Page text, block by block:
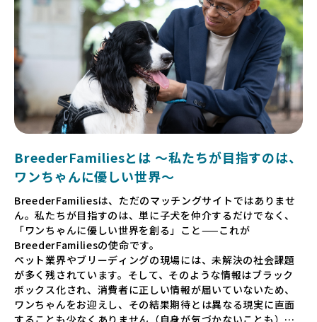
BreederFamiliesとは 〜私たちが目指すのは、
ワンちゃんに優しい世界〜
BreederFamiliesは、ただのマッチングサイトではありませ
ん。私たちが目指すのは、単に子犬を仲介するだけでなく、
「ワンちゃんに優しい世界を創る」こと——これが
BreederFamiliesの使命です。
ペット業界やブリーディングの現場には、未解決の社会課題
が多く残されています。そして、そのような情報はブラック
ボックス化され、消費者に正しい情報が届いていないため、
ワンちゃんをお迎えし、その結果期待とは異なる現実に直面
することも少なくありません（自身が気づかないことも）。